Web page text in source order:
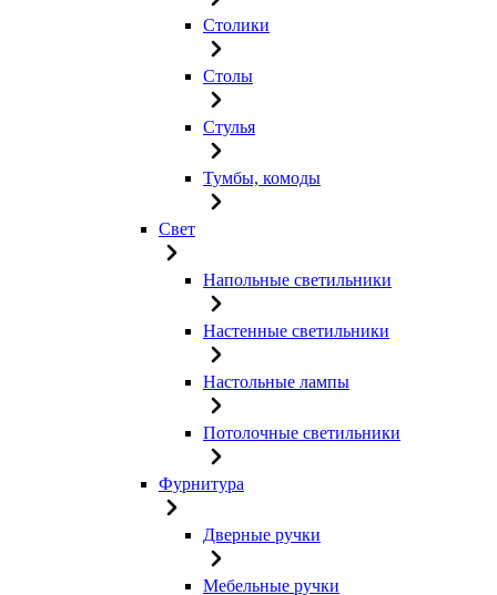
Столики
Столы
Стулья
Тумбы, комоды
Свет
Напольные светильники
Настенные светильники
Настольные лампы
Потолочные светильники
Фурнитура
Дверные ручки
Мебельные ручки